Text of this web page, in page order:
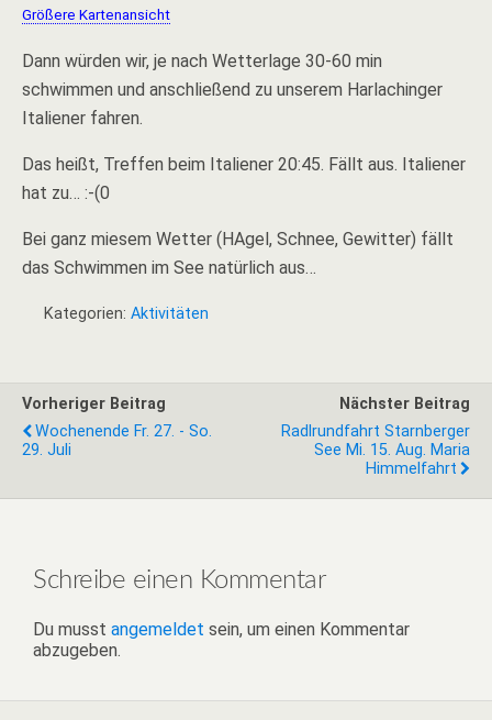
Größere Kartenansicht
Dann würden wir, je nach Wetterlage 30-60 min
schwimmen und anschließend zu unserem Harlachinger
Italiener fahren.
Das heißt, Treffen beim Italiener 20:45. Fällt aus. Italiener
hat zu… :-(0
Bei ganz miesem Wetter (HAgel, Schnee, Gewitter) fällt
das Schwimmen im See natürlich aus…
Kategorien: Aktivitäten
Vorheriger Beitrag
Wochenende Fr. 27. - So.
29. Juli
Nächster Beitrag
Radlrundfahrt Starnberger
See Mi. 15. Aug. Maria
Himmelfahrt
Schreibe einen Kommentar
Du musst angemeldet sein, um einen Kommentar
abzugeben.